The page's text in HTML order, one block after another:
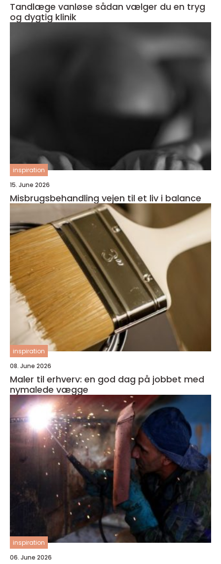
Tandlæge vanløse sådan vælger du en tryg
og dygtig klinik
inspiration
15. June 2026
Misbrugsbehandling vejen til et liv i balance
inspiration
08. June 2026
Maler til erhverv: en god dag på jobbet med
nymalede vægge
inspiration
06. June 2026